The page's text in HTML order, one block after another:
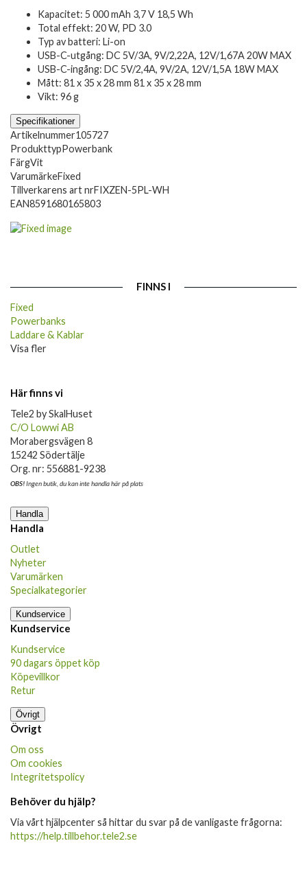
Kapacitet: 5 000 mAh 3,7 V 18,5 Wh
Total effekt: 20 W, PD 3.0
Typ av batteri: Li-on
USB-C-utgång: DC 5V/3A, 9V/2,22A, 12V/1,67A 20W MAX
USB-C-ingång: DC 5V/2,4A, 9V/2A, 12V/1,5A 18W MAX
Mått: 81 x 35 x 28 mm 81 x 35 x 28 mm
Vikt: 96 g
Specifikationer
Artikelnummer105727
ProdukttypPowerbank
FärgVit
VarumärkeFixed
Tillverkarens art nrFIXZEN-5PL-WH
EAN8591680165803
FINNS I
Fixed
Powerbanks
Laddare & Kablar
Visa fler
Här finns vi
Tele2 by SkalHuset
C/O Lowwi AB
Morabergsvägen 8
15242 Södertälje
Org. nr: 556881-9238
OBS!Ingen butik, du kan inte handla här på plats
Handla
Handla
Outlet
Nyheter
Varumärken
Specialkategorier
Kundservice
Kundservice
Kundservice
90 dagars öppet köp
Köpevillkor
Retur
Övrigt
Övrigt
Om oss
Om cookies
Integritetspolicy
Behöver du hjälp?
Via vårt hjälpcenter så hittar du svar på de vanligaste frågorna:
https://help.tillbehor.tele2.se